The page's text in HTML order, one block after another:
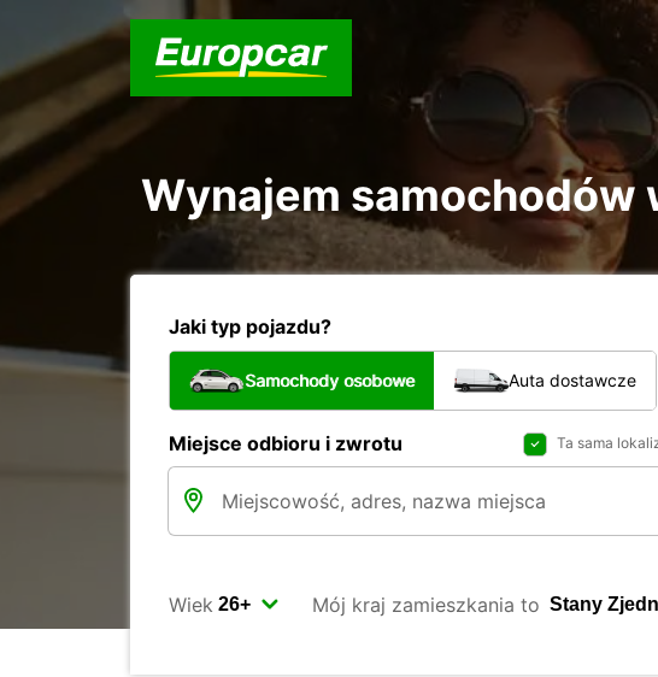
Wynajem samochodów
Jaki typ pojazdu?
Samochody osobowe Auta dostawcze
Miejsce odbioru i zwrotu Ta sama
Wiek Mój kraj zamieszkania to